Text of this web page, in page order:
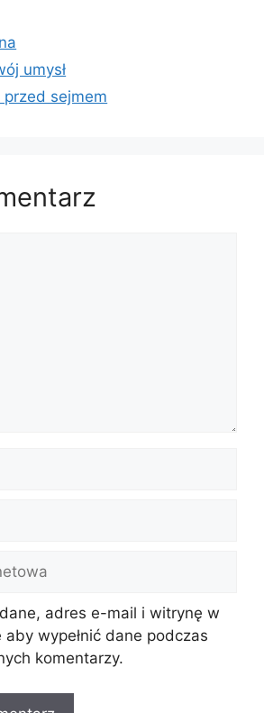
umysł
sejmem
adres e-mail i witrynę w
aby wypełnić dane podczas
komentarzy.